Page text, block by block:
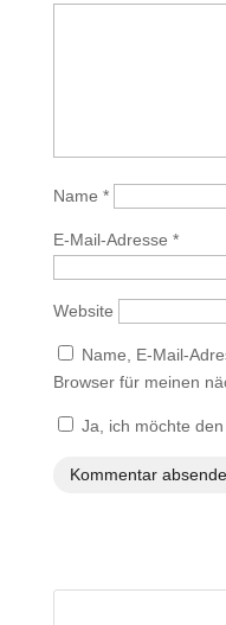
Name *
E-Mail-Adresse *
Website
Name, E-Mail-
Browser für meinen
Ja, ich möchte